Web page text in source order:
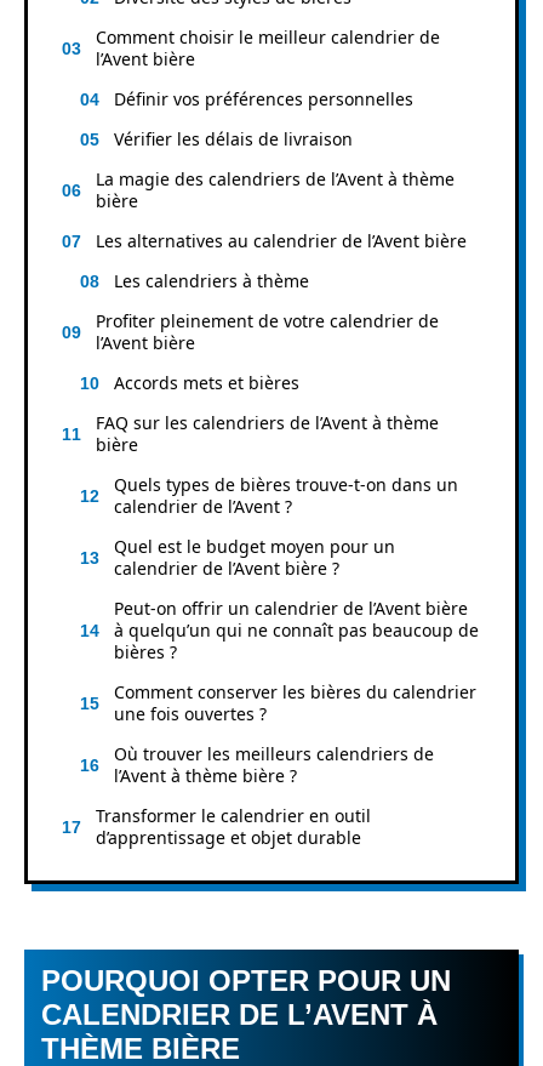
Comment choisir le meilleur calendrier de
l’Avent bière
Définir vos préférences personnelles
Vérifier les délais de livraison
La magie des calendriers de l’Avent à thème
bière
Les alternatives au calendrier de l’Avent bière
Les calendriers à thème
Profiter pleinement de votre calendrier de
l’Avent bière
Accords mets et bières
FAQ sur les calendriers de l’Avent à thème
bière
Quels types de bières trouve-t-on dans un
calendrier de l’Avent ?
Quel est le budget moyen pour un
calendrier de l’Avent bière ?
Peut-on offrir un calendrier de l’Avent bière
à quelqu’un qui ne connaît pas beaucoup de
bières ?
Comment conserver les bières du calendrier
une fois ouvertes ?
Où trouver les meilleurs calendriers de
l’Avent à thème bière ?
Transformer le calendrier en outil
d’apprentissage et objet durable
POURQUOI OPTER POUR UN
CALENDRIER DE L’AVENT À
THÈME BIÈRE